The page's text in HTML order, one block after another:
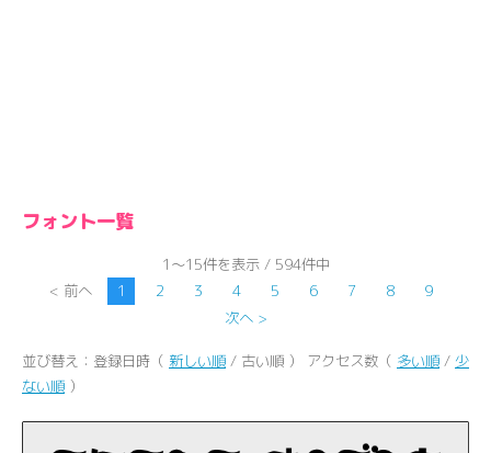
フォント一覧
1～15件を表示 / 594件中
< 前へ
1 2 3 4 5 6 7 8
9
次へ >
並び替え：登録日時（ 新しい順 / 古い順 ） アクセス数（ 多い順 / 少
ない順 ）